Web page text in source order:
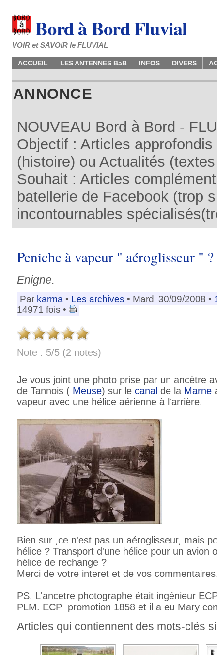
Bord à Bord Fluvial
VOIR et SAVOIR le FLUVIAL
ACCUEIL LES ANTENNES BaB INFOS DIVERS
ANNONCE
NOUVEAU Bord à Bord -
Objectif : Articles
(histoire) ou Actualités
Souhait : Articles
batellerie de Facebook (trop
incontournables
Peniche à vapeur " aéroglisseur " ?
Enigne.
Par karma • Les archives • Mardi 30/09/2008 •
14971 fois •
Note : 5/5 (2 notes)
Je vous joint une photo prise par un ancètre
de Tannois ( Meuse) sur le canal de la Marne
vapeur avec une hélice aérienne à l'arrière.
Bien sur ,ce n'est pas un aéroglisseur, mais
hélice ? Transport d'une hélice pour un avion
hélice de rechange ?
Merci de votre interet et de vos
PS. L'ancetre photographe était ingénieur
PLM. ECP promotion 1858 et il a eu Mary
Articles qui contiennent des mots-clés